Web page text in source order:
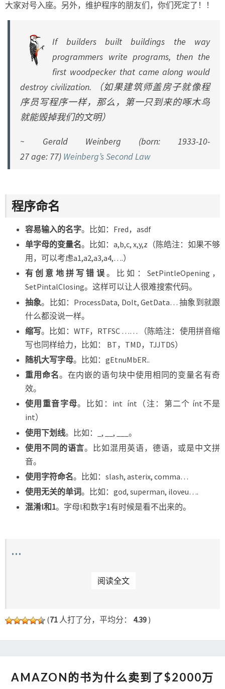
大家对号入座。另外，维护程序的朋友们，你们死定了！！
If builders built buildings the way
programmers write programs, then the
first woodpecker that came along would
destroy civilization. （如果建筑师盖房子就像程
序员写程序一样，那么，第一只到来的啄木鸟
就能毁掉我们的文明）
~ Gerald Weinberg (born: 1933-10-
27 age: 77) Weinberg’s Second Law
程序命名
容易输入的名字。比如：Fred，asdf
单字母的变量名。比如：a,b,c, x,y,z（陈皓注：如果不够
用，可以考虑a1,a2,a3,a4,….）
有创意地拼写错误 。比如：SetPintleOpening，
SetPintalClosing。这样可以让人很难搜索代码。
抽象。比如：ProcessData, DoIt, GetData… 抽象到就跟
什么都没说一样。
缩写。比如：WTF，RTFSC …… （陈皓注：使用拼音缩
写也同样给力，比如： BT，TMD，TJJTDS）
随机大写字母。比如：gEtnuMbER..
重用命名。在内嵌的语句块中使用相同的变量名有奇
效。
使用重音字母。比如：int ínt（注：第二个 ínt不是
int）
使用下划线。比如：_, __, ___。
使用不同的语言。比如混用英语，德语，或是中文拼
音。
使用字符命名。比如：slash, asterix, comma…
使用无关的单词。比如：god, superman, iloveu….
混淆l和1。字母l和数字1有时候是看不出来的。
…
阅读全文READ MORE
(71 人打了分，平均分： 4.39 )
的
AMAZON的书为什么卖到了$2000万